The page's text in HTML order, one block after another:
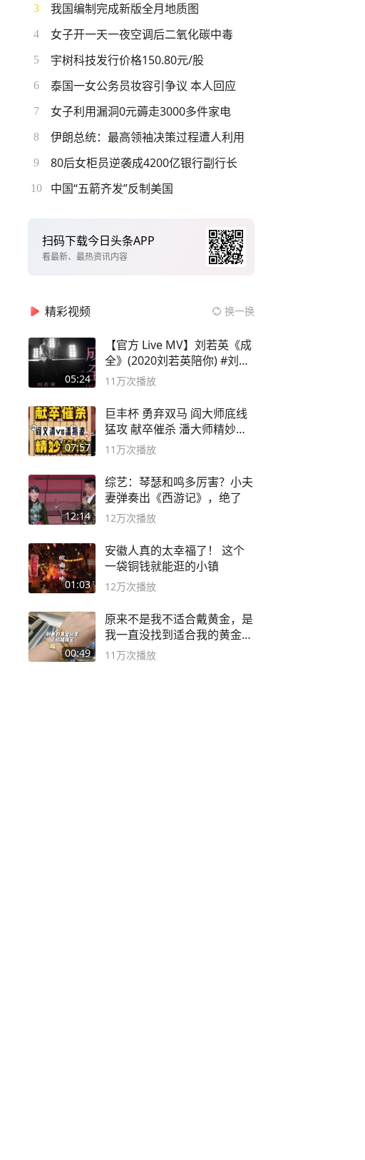
3 我国编制完成新版全月地质图
4 女子开一天一夜空调后二氧化碳中毒
5 宇树科技发行价格150.80元/股
6 泰国一女公务员妆容引争议 本人回应
7 女子利用漏洞0元薅走3000多件家电
8 伊朗总统：最高领袖决策过程遭人利用
9 80后女柜员逆袭成4200亿银行副行长
10 中国“五箭齐发”反制美国
扫码下载今日头条APP
看最新、最热资讯内容
精彩视频 换一换
05:24
【官方 Live MV】刘若英《成
全》(2020刘若英陪你) #刘若
英 #成全
11万次播放
07:57
巨丰杯 勇弃双马 阎大师底线
猛攻 献卒催杀 潘大师精妙入
局
11万次播放
12:14
综艺：琴瑟和鸣多厉害？小夫
妻弹奏出《西游记》，绝了
12万次播放
01:03
安徽人真的太幸福了！ 这个
一袋铜钱就能逛的小镇
12万次播放
00:49
原来不是我不适合戴黄金，是
我一直没找到适合我的黄金
😭
11万次播放